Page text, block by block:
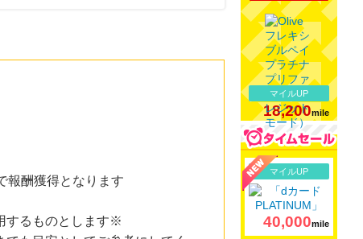
報酬獲得となります
するものとします※
マイルUP
18,200mile
マイルUP
40,000mile